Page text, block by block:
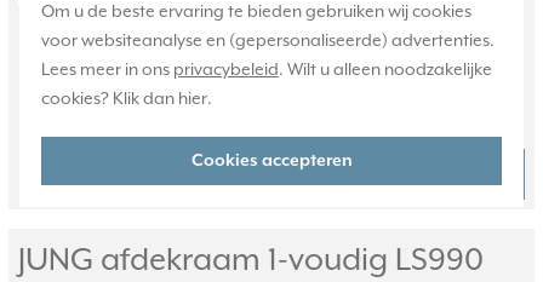
Om u de beste ervaring te bieden gebruiken wij cookies
voor websiteanalyse en (gepersonaliseerde) advertenties.
Lees meer in ons privacybeleid. Wilt u alleen noodzakelijke
cookies? Klik dan hier.
Cookies accepteren
Voor maandag 21u besteld,
dinsdag in huis*
40,95
JUNG afdekraam 1-voudig LS990